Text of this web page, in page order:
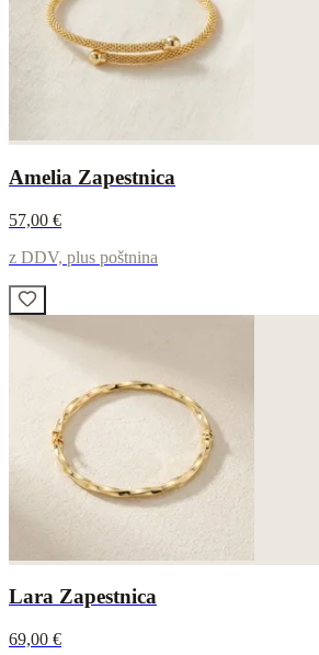
Amelia Zapestnica
57,00 €
z DDV, plus poštnina
Lara Zapestnica
69,00 €